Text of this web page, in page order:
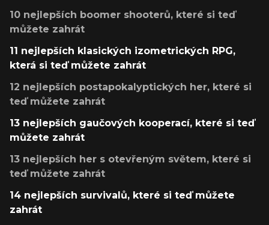
10 nejlepších boomer shooterů, které si teď
můžete zahrát
11 nejlepších klasických izometrických RPG,
která si teď můžete zahrát
12 nejlepších postapokalyptických her, které si
teď můžete zahrát
13 nejlepších gaučových kooperací, které si teď
můžete zahrát
13 nejlepších her s otevřeným světem, které si
teď můžete zahrát
14 nejlepších survivalů, které si teď můžete
zahrát